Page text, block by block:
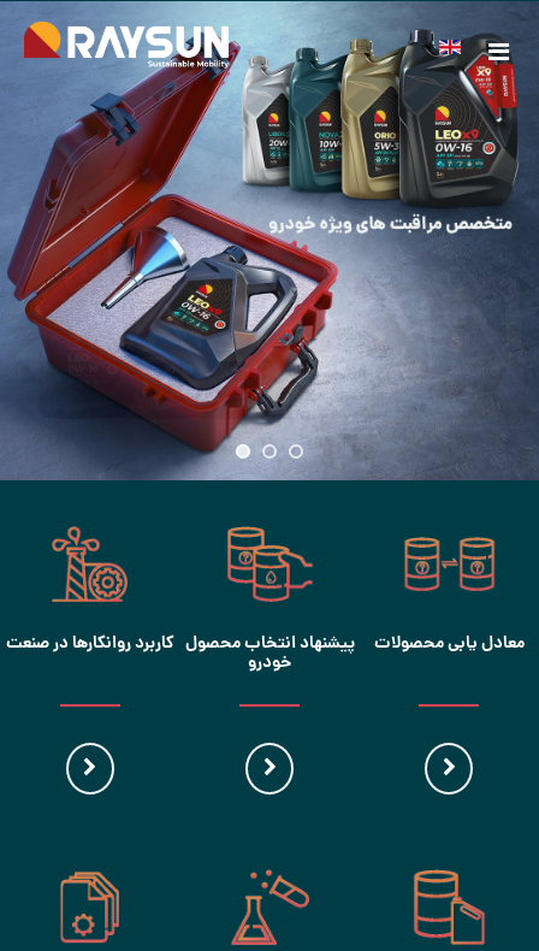
معادل یابی محصولات پیشنهاد انتخاب محصول
خودرو
کاربرد روانکارها در صنعت